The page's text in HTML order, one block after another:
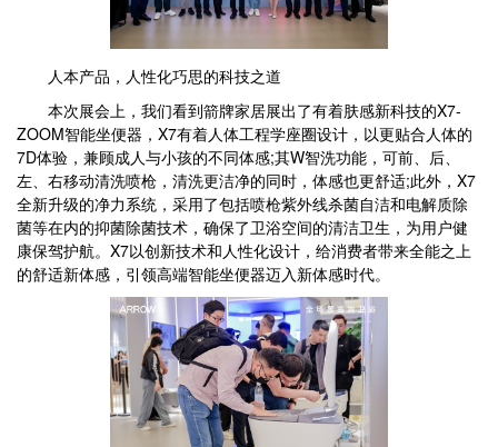
人本产品，人性化巧思的科技之道
本次展会上，我们看到箭牌家居展出了有着肤感新科技的X7-
ZOOM智能坐便器，X7有着人体工程学座圈设计，以更贴合人体的
7D体验，兼顾成人与小孩的不同体感;其W智洗功能，可前、后、
左、右移动清洗喷枪，清洗更洁净的同时，体感也更舒适;此外，X7
全新升级的净力系统，采用了包括喷枪紫外线杀菌自洁和电解质除
菌等在内的抑菌除菌技术，确保了卫浴空间的清洁卫生，为用户健
康保驾护航。X7以创新技术和人性化设计，给消费者带来全能之上
的舒适新体感，引领高端智能坐便器迈入新体感时代。